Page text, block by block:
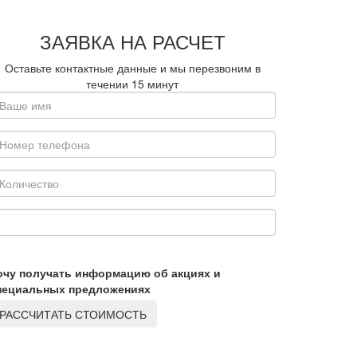
ЗАЯВКА НА РАСЧЕТ
Оставьте контактные данные и мы перезвоним в
течении 15 минут
получать информацию об акциях и
предложениях
РАССЧИТАТЬ СТОИМОСТЬ